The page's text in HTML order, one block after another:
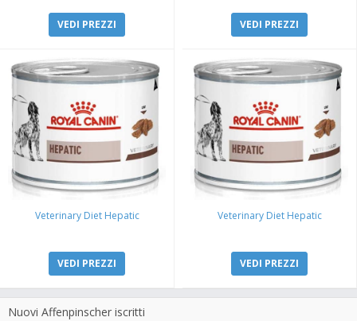
VEDI PREZZI VEDI PREZZI
Veterinary Diet Hepatic
VEDI PREZZI
Veterinary Diet Hepatic
VEDI PREZZI
Nuovi Affenpinscher iscritti